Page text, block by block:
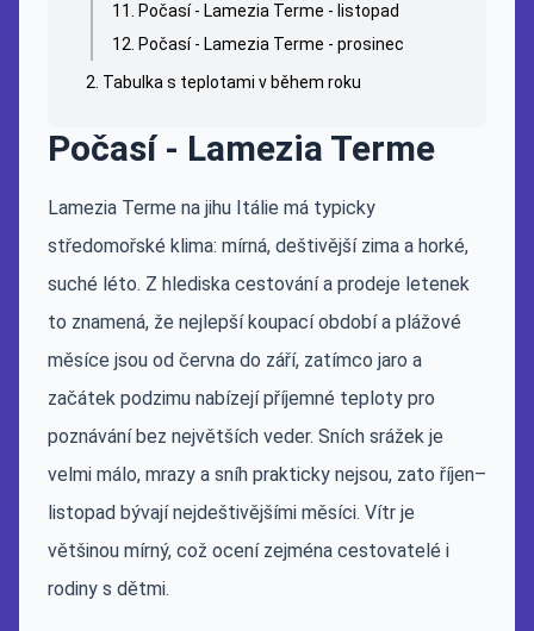
Počasí - Lamezia Terme - listopad
Počasí - Lamezia Terme - prosinec
Tabulka s teplotami v během roku
Počasí - Lamezia Terme
Lamezia Terme na jihu Itálie má typicky
středomořské klima: mírná, deštivější zima a horké,
suché léto. Z hlediska cestování a prodeje letenek
to znamená, že nejlepší koupací období a plážové
měsíce jsou od června do září, zatímco jaro a
začátek podzimu nabízejí příjemné teploty pro
poznávání bez největších veder. Sních srážek je
velmi málo, mrazy a sníh prakticky nejsou, zato říjen–
listopad bývají nejdeštivějšími měsíci. Vítr je
většinou mírný, což ocení zejména cestovatelé i
rodiny s dětmi.